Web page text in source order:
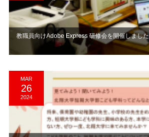
教職員向けAdobe Express 研修会を開催しました
MAR
26
2024